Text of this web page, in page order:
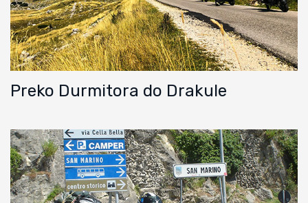
Preko Durmitora do Drakule